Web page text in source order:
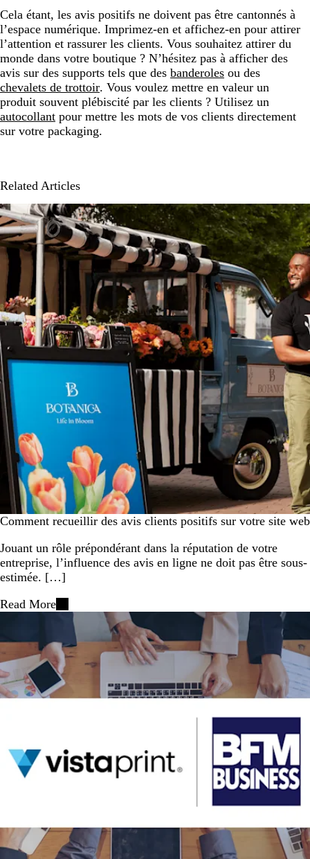
Cela étant, les avis positifs ne doivent pas être cantonnés à
l’espace numérique. Imprimez-en et affichez-en pour attirer
l’attention et rassurer les clients. Vous souhaitez attirer du
monde dans votre boutique ? N’hésitez pas à afficher des
avis sur des supports tels que des banderoles ou des
chevalets de trottoir. Vous voulez mettre en valeur un
produit souvent plébiscité par les clients ? Utilisez un
autocollant pour mettre les mots de vos clients directement
sur votre packaging.
Related Articles
Comment recueillir des avis clients positifs sur votre site web
Jouant un rôle prépondérant dans la réputation de votre
entreprise, l’influence des avis en ligne ne doit pas être sous-
estimée. […]
Read More